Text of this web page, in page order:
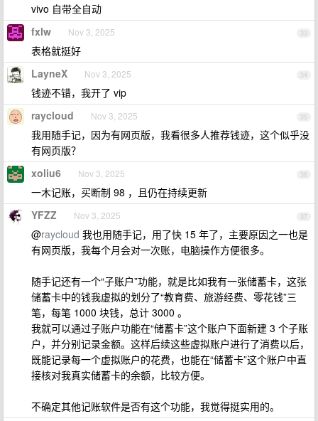
vivo 自带全自动
33
fxlw Nov 3, 2025
表格就挺好
34
LayneX Nov 3, 2025
钱迹不错，我开了 vip
35
raycloud Nov 3, 2025
我用随手记，因为有网页版，我看很多人推荐钱迹，这个似乎没
有网页版？
36
xoliu6 Nov 3, 2025
一木记账，买断制 98 ，且仍在持续更新
37
YFZZ Nov 3, 2025
@raycloud 我也用随手记，用了快 15 年了，主要原因之一也是
有网页版，我每个月会对一次账，电脑操作方便很多。
随手记还有一个“子账户”功能，就是比如我有一张储蓄卡，这张
储蓄卡中的钱我虚拟的划分了“教育费、旅游经费、零花钱”三
笔，每笔 1000 块钱，总计 3000 。
我就可以通过子账户功能在“储蓄卡”这个账户下面新建 3 个子账
户，并分别记录金额。这样后续这些虚拟账户进行了消费以后，
既能记录每一个虚拟账户的花费，也能在“储蓄卡”这个账户中直
接核对我真实储蓄卡的余额，比较方便。
不确定其他记账软件是否有这个功能，我觉得挺实用的。